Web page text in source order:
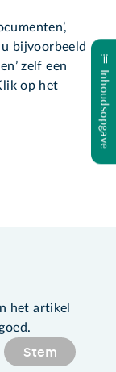
u bijvoorbeeld
zelf een
op het
Inhoudsopgave
het artikel
Stem